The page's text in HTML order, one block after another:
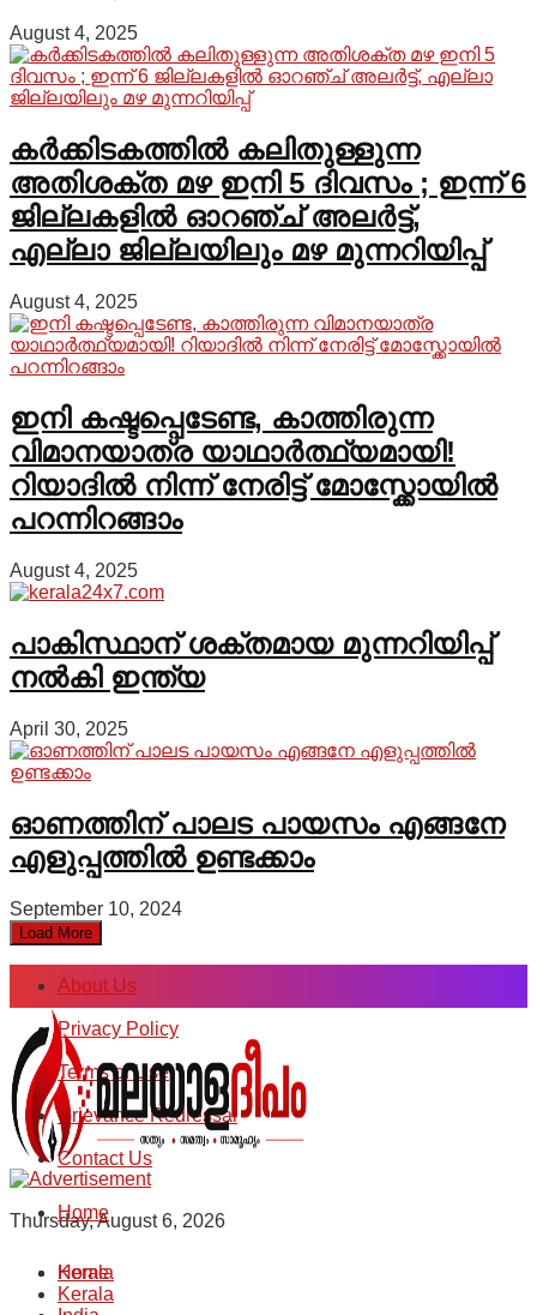
August 4, 2025
കർക്കിടകത്തിൽ കലിതുള്ളുന്ന
അതിശക്ത മഴ ഇനി 5 ദിവസം ; ഇന്ന് 6
ജില്ലകളിൽ ഓറഞ്ച് അലർട്ട്,
എല്ലാ ജില്ലയിലും മഴ മുന്നറിയിപ്പ്
August 4, 2025
ഇനി കഷ്ടപ്പെടേണ്ട, കാത്തിരുന്ന
വിമാനയാത്ര യാഥാർത്ഥ്യമായി!
റിയാദിൽ നിന്ന് നേരിട്ട് മോസ്ക്കോയിൽ
പറന്നിറങ്ങാം
August 4, 2025
പാകിസ്ഥാന് ശക്തമായ മുന്നറിയിപ്പ്
നൽകി ഇന്ത്യ
April 30, 2025
ഓണത്തിന് പാലട പായസം എങ്ങനേ
എളുപ്പത്തിൽ ഉണ്ടക്കാം
September 10, 2024
Load More
About Us
Privacy Policy
Terms of Use
Grievance Redressal
Contact Us
Thursday, August 6, 2026
Home
Kerala
Home
Kerala